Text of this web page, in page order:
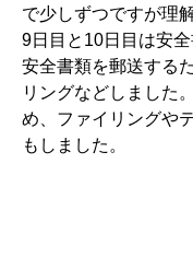
で少しずつですが理
9日目と10日目は安
安全書類を郵送する
リングなどしました
め、ファイリングや
もしました。